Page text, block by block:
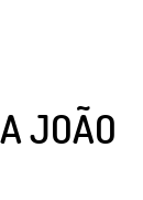
JOÃO